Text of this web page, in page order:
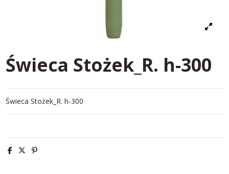
Świeca Stożek_R. h-300
Świeca Stożek_R. h-300